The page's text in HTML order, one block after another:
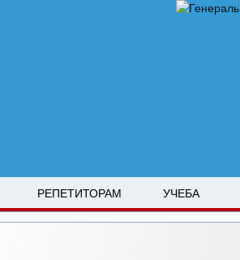
РЕПЕТИТОРАМ УЧЕБА